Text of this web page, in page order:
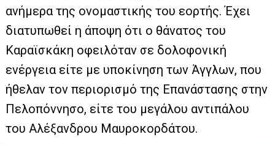
ανήμερα της ονομαστικής του εορτής. Έχει
διατυπωθεί η άποψη ότι ο θάνατος του
Καραϊσκάκη οφειλόταν σε δολοφονική
ενέργεια είτε με υποκίνηση των Άγγλων, που
ήθελαν τον περιορισμό της Επανάστασης στην
Πελοπόννησο, είτε του μεγάλου αντιπάλου
του Αλέξανδρου Μαυροκορδάτου.